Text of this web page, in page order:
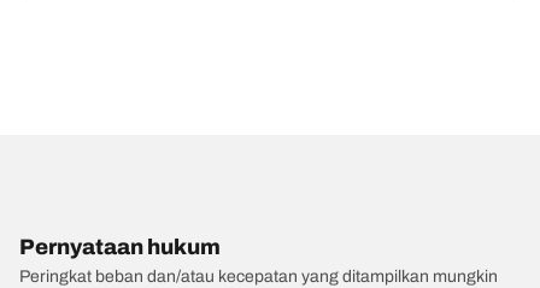
Pernyataan hukum
Peringkat beban dan/atau kecepatan yang ditampilkan mungkin